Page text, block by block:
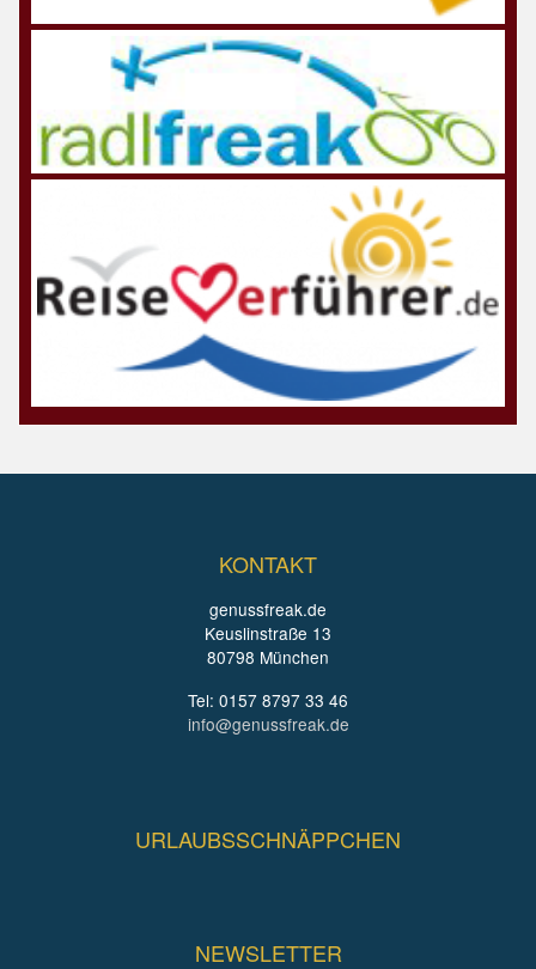
KONTAKT
genussfreak.de
Keuslinstraße 13
80798 München
Tel: 0157 8797 33 46
info@genussfreak.de
URLAUBSSCHNÄPPCHEN
NEWSLETTER